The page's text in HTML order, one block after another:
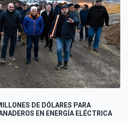
DE DÓLARES PARA
EN ENERGÍA ELÉCTRICA